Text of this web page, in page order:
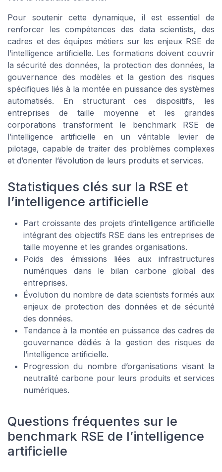
Pour soutenir cette dynamique, il est essentiel de
renforcer les compétences des data scientists, des
cadres et des équipes métiers sur les enjeux RSE de
l’intelligence artificielle. Les formations doivent couvrir
la sécurité des données, la protection des données, la
gouvernance des modèles et la gestion des risques
spécifiques liés à la montée en puissance des systèmes
automatisés. En structurant ces dispositifs, les
entreprises de taille moyenne et les grandes
corporations transforment le benchmark RSE de
l’intelligence artificielle en un véritable levier de
pilotage, capable de traiter des problèmes complexes
et d’orienter l’évolution de leurs produits et services.
Statistiques clés sur la RSE et
l’intelligence artificielle
Part croissante des projets d’intelligence artificielle
intégrant des objectifs RSE dans les entreprises de
taille moyenne et les grandes organisations.
Poids des émissions liées aux infrastructures
numériques dans le bilan carbone global des
entreprises.
Évolution du nombre de data scientists formés aux
enjeux de protection des données et de sécurité
des données.
Tendance à la montée en puissance des cadres de
gouvernance dédiés à la gestion des risques de
l’intelligence artificielle.
Progression du nombre d’organisations visant la
neutralité carbone pour leurs produits et services
numériques.
Questions fréquentes sur le
benchmark RSE de l’intelligence
artificielle